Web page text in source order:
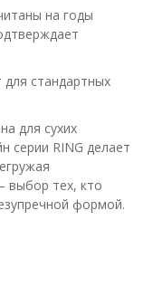
на годы
стандартных
для сухих
серии RING делает
выбор тех, кто
формой.